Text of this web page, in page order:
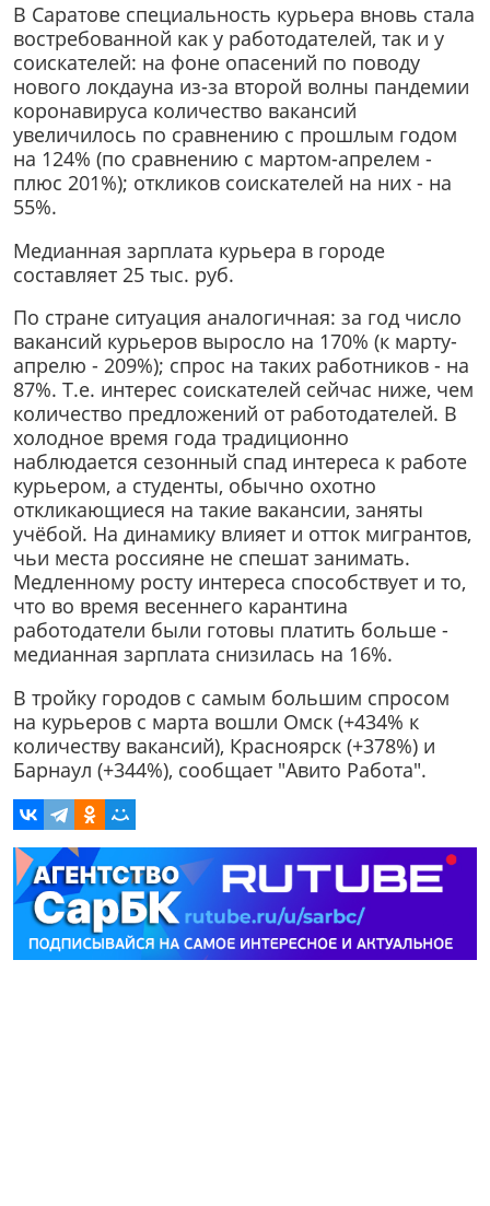
В Саратове специальность курьера вновь стала
востребованной как у работодателей, так и у
соискателей: на фоне опасений по поводу
нового локдауна из-за второй волны пандемии
коронавируса количество вакансий
увеличилось по сравнению с прошлым годом
на 124% (по сравнению с мартом-апрелем -
плюс 201%); откликов соискателей на них - на
55%.
Медианная зарплата курьера в городе
составляет 25 тыс. руб.
По стране ситуация аналогичная: за год число
вакансий курьеров выросло на 170% (к марту-
апрелю - 209%); спрос на таких работников - на
87%. Т.е. интерес соискателей сейчас ниже, чем
количество предложений от работодателей. В
холодное время года традиционно
наблюдается сезонный спад интереса к работе
курьером, а студенты, обычно охотно
откликающиеся на такие вакансии, заняты
учёбой. На динамику влияет и отток мигрантов,
чьи места россияне не спешат занимать.
Медленному росту интереса способствует и то,
что во время весеннего карантина
работодатели были готовы платить больше -
медианная зарплата снизилась на 16%.
В тройку городов с самым большим спросом
на курьеров с марта вошли Омск (+434% к
количеству вакансий), Красноярск (+378%) и
Барнаул (+344%), сообщает "Авито Работа".